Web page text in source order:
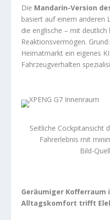
Die Mandarin-Version
basiert auf einem anderen
die englische – mit deutlich
Reaktionsvermögen.
Heimatmarkt ein eigenes
Fahrzeugverhalten
Seitliche Cockpitansicht
Fahrerlebnis mit
Bild-
Geräumiger Kofferraum
Alltagskomfort trifft